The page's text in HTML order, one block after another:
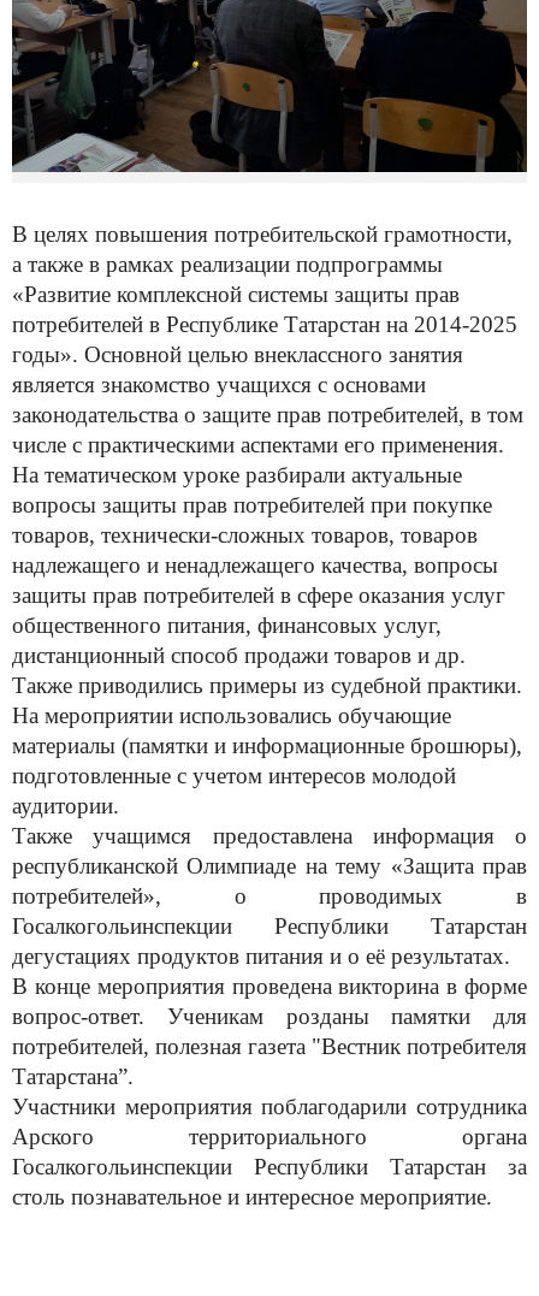
В целях повышения потребительской грамотности,
а также в рамках реализации подпрограммы
«Развитие комплексной системы защиты прав
потребителей в Республике Татарстан на 2014-2025
годы». Основной целью внеклассного занятия
является знакомство учащихся с основами
законодательства о защите прав потребителей, в том
числе с практическими аспектами его применения.
На тематическом уроке разбирали актуальные
вопросы защиты прав потребителей при покупке
товаров, технически-сложных товаров, товаров
надлежащего и ненадлежащего качества, вопросы
защиты прав потребителей в сфере оказания услуг
общественного питания, финансовых услуг,
дистанционный способ продажи товаров и др.
Также приводились примеры из судебной практики.
На мероприятии использовались обучающие
материалы (памятки и информационные брошюры),
подготовленные с учетом интересов молодой
аудитории.
Также учащимся предоставлена информация о
республиканской Олимпиаде на тему «Защита прав
потребителей», о проводимых в
Госалкогольинспекции Республики Татарстан
дегустациях продуктов питания и о её результатах.
В конце мероприятия проведена викторина в форме
вопрос-ответ. Ученикам розданы памятки для
потребителей, полезная газета "Вестник потребителя
Татарстана”.
Участники мероприятия поблагодарили сотрудника
Арского территориального органа
Госалкогольинспекции Республики Татарстан за
столь познавательное и интересное мероприятие.